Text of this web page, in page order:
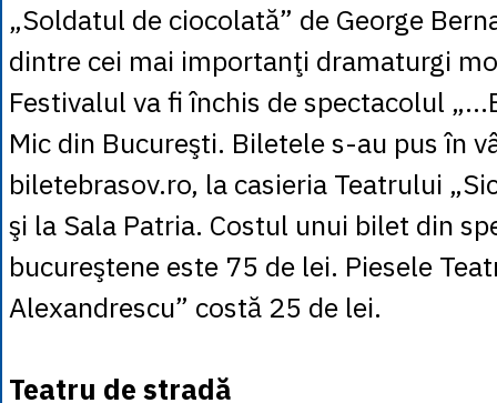
„Soldatul de ciocolată” de George
dintre cei mai importanţi dramaturgi
Festivalul va fi închis de spectacolul
Mic din Bucureşti. Biletele s-au pus în
biletebrasov.ro, la casieria Teatrului
şi la Sala Patria. Costul unui bilet din
bucureştene este 75 de lei. Piesele
Alexandrescu” costă 25 de lei.
Teatru de stradă